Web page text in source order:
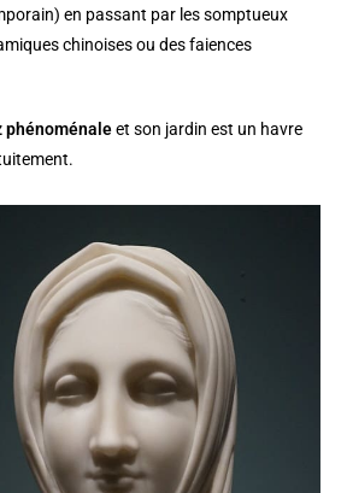
en passant par les somptueux
chinoises ou des faiences
phénoménaleet son jardin est un havre